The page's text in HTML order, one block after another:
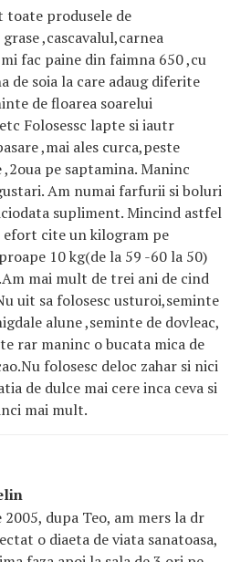
toate produsele de
,cascavalul,carnea
fac paine din faimna 650 ,cu
de soia la care adaug diferite
de floarea soarelui
Folosessc lapte si iautr
,mai ales curca,peste
pe saptamina. Maninc
Am numai farfurii si boluri
supliment. Mincind astfel
cite un kilogram pe
10 kg(de la 59 -60 la 50)
mai mult de trei ani de cind
uit sa folosesc usturoi,seminte
alune ,seminte de dovleac,
rar maninc o bucata mica de
folosesc deloc zahar si nici
de dulce mai cere inca ceva si
mai mult.
dupa Teo, am mers la dr
o diaeta de viata sanatoasa,